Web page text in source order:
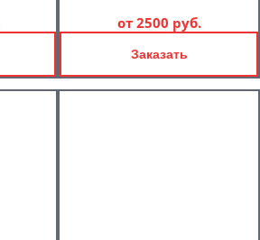
от 2500 руб.
Заказать